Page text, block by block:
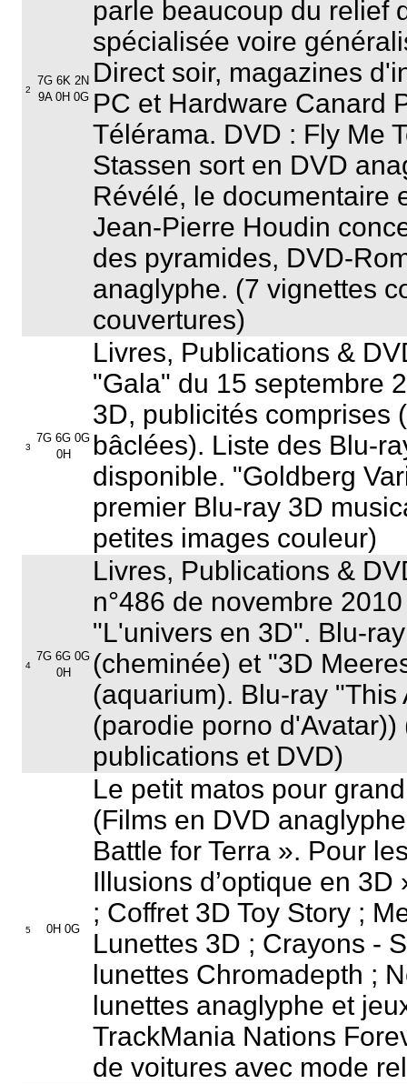
2
7G 6K 2N
9A 0H 0G
parle beaucoup du relief
spécialisée voire
Direct soir, magazines
PC et Hardware Canard
Télérama. DVD : Fly Me
Stassen sort en DVD
Révélé, le documentaire
Jean-Pierre Houdin
des pyramides, DVD-
anaglyphe. (7 vignettes
couvertures)
3
7G 6G 0G
0H
Livres, Publications &
"Gala" du 15 septembre
3D, publicités comprises
bâclées). Liste des Blu-
disponible. "Goldberg
premier Blu-ray 3D
petites images couleur)
4
7G 6G 0G
0H
Livres, Publications &
n°486 de novembre
"L'univers en 3D". Blu-
(cheminée) et "3D
(aquarium). Blu-ray "This
(parodie porno d'Avatar))
publications et DVD)
5 0H 0G
Le petit matos pour
(Films en DVD
Battle for Terra ». Pour
Illusions d’optique en
; Coffret 3D Toy Story ;
Lunettes 3D ; Crayons -
lunettes Chromadepth ;
lunettes anaglyphe et
TrackMania Nations
de voitures avec mode